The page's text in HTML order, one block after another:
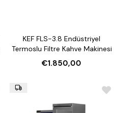
KEF FLS-3.8 Endüstriyel
Termoslu Filtre Kahve Makinesi
€1.850,00